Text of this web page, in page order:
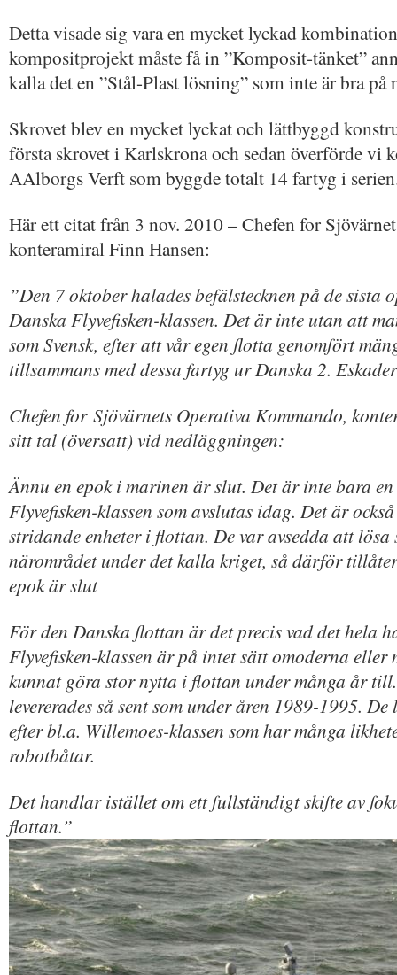
Detta visade sig vara en mycket lyckad
kompositprojekt måste få in ”Komposit-tänket”
kalla det en ”Stål-Plast lösning” som inte är bra på
Skrovet blev en mycket lyckat och lättbyggd
första skrovet i Karlskrona och sedan överförde
AAlborgs Verft som byggde totalt 14 fartyg i
Här ett citat från 3 nov. 2010 – Chefen for
konteramiral Finn Hansen:
”Den 7 oktober halades befälstecknen på de sista
Danska Flyvefisken-klassen. Det är inte utan att
som Svensk, efter att vår egen flotta genomfört
tillsammans med dessa fartyg ur Danska 2.
Chefen for Sjövärnets Operativa Kommando,
sitt tal (översatt) vid nedläggningen:
Ännu en epok i marinen är slut. Det är inte bara
Flyvefisken-klassen som avslutas idag. Det är
stridande enheter i flottan. De var avsedda att
närområdet under det kalla kriget, så därför
epok är slut
För den Danska flottan är det precis vad det hela
Flyvefisken-klassen är på intet sätt omoderna
kunnat göra stor nytta i flottan under många år
levererades så sent som under åren 1989-1995. De
efter bl.a. Willemoes-klassen som har många
robotbåtar.
Det handlar istället om ett fullständigt skifte av
flottan.”